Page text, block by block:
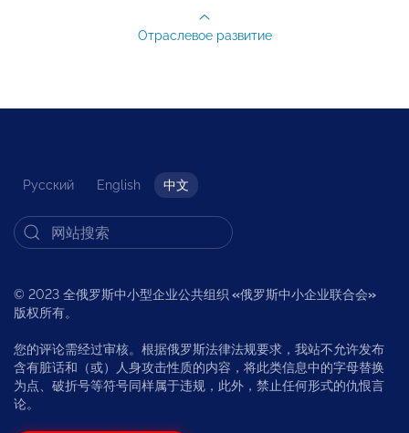
Отраслевое развитие
Русский English 中文
© 2023 全俄罗斯中小型企业公共组织 «俄罗斯中小企业联合会»
版权所有。
您的评论需经过审核。根据俄罗斯法律法规要求，我站不允许发布
含有脏话和（或）人身攻击性质的内容，将此类信息中的字母替换
为点、破折号等符号同样属于违规，此外，禁止任何形式的仇恨言
论。